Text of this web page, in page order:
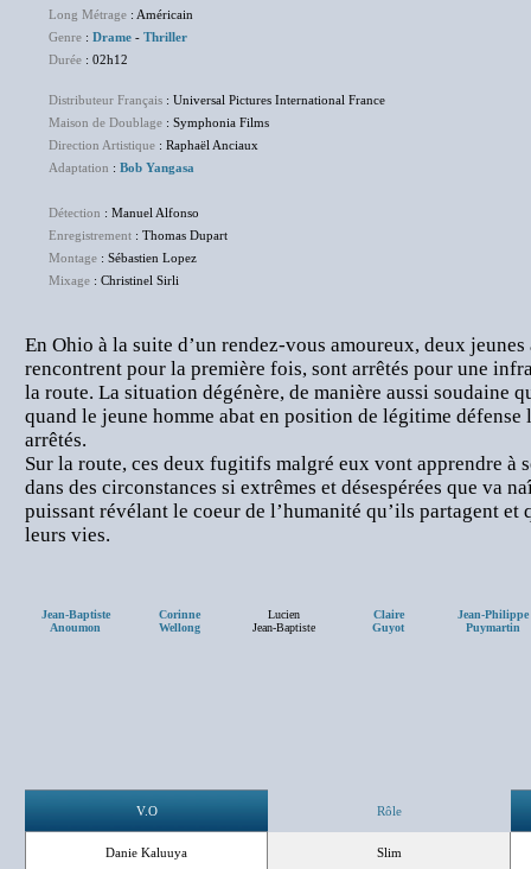
Long Métrage : Américain
Genre : Drame - Thriller
Durée : 02h12
Distributeur Français : Universal Pictures International France
Maison de Doublage : Symphonia Films
Direction Artistique : Raphaël Anciaux
Adaptation : Bob Yangasa
Détection : Manuel Alfonso
Enregistrement : Thomas Dupart
Montage : Sébastien Lopez
Mixage : Christinel Sirli
En Ohio à la suite d’un rendez-vous amoureux, deux
rencontrent pour la première fois, sont arrêtés pour une
la route. La situation dégénère, de manière aussi soudaine
quand le jeune homme abat en position de légitime
arrêtés.
Sur la route, ces deux fugitifs malgré eux vont apprendre à
dans des circonstances si extrêmes et désespérées que va
puissant révélant le coeur de l’humanité qu’ils partagent et
leurs vies.
Jean-Baptiste
Anoumon
Corinne
Wellong
Lucien
Jean-Baptiste
Claire
Guyot
Jean-Philippe
Puymartin
V.O Rôle
Danie Kaluuya Slim